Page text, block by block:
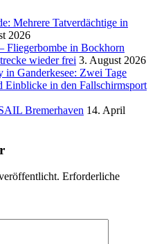
Mehrere Tatverdächtige in
2026
Fliegerbombe in Bockhorn
wieder frei 3. August 2026
in Ganderkesee: Zwei Tage
in den Fallschirmsport
Bremerhaven 14. April
Erforderliche